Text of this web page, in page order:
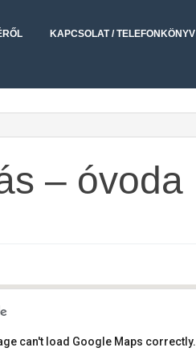
KAPCSOLAT / TELEFONKÖNYV
– óvoda
Művelődési ház
can't load Google Maps correctly.